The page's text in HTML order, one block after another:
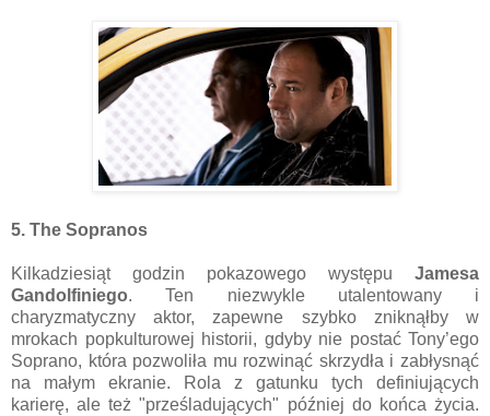
5. The Sopranos
Kilkadziesiąt godzin pokazowego występu Jamesa
Gandolfiniego. Ten niezwykle utalentowany i
charyzmatyczny aktor, zapewne szybko zniknąłby w
mrokach popkulturowej historii, gdyby nie postać Tony’ego
Soprano, która pozwoliła mu rozwinąć skrzydła i zabłysnąć
na małym ekranie. Rola z gatunku tych definiujących
karierę, ale też "prześladujących" później do końca życia.